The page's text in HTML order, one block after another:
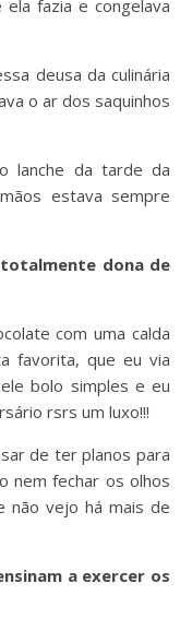
fazia e congelava
deusa da culinária
o ar dos saquinhos
lanche da tarde da
estava sempre
dona de
com uma calda
favorita, que eu via
bolo simples e eu
rsrs um luxo!!!
de ter planos para
nem fechar os olhos
não vejo há mais de
a exercer os